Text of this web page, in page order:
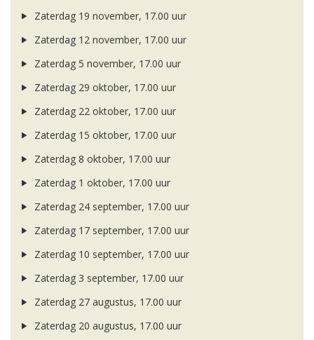
Zaterdag 19 november, 17.00 uur
Zaterdag 12 november, 17.00 uur
Zaterdag 5 november, 17.00 uur
Zaterdag 29 oktober, 17.00 uur
Zaterdag 22 oktober, 17.00 uur
Zaterdag 15 oktober, 17.00 uur
Zaterdag 8 oktober, 17.00 uur
Zaterdag 1 oktober, 17.00 uur
Zaterdag 24 september, 17.00 uur
Zaterdag 17 september, 17.00 uur
Zaterdag 10 september, 17.00 uur
Zaterdag 3 september, 17.00 uur
Zaterdag 27 augustus, 17.00 uur
Zaterdag 20 augustus, 17.00 uur